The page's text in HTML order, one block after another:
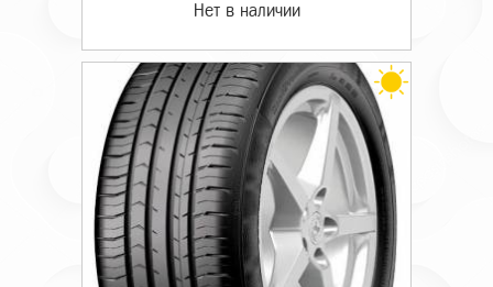
Нет в наличии